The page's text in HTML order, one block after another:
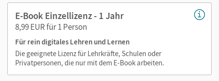
E-Book Einzellizenz - 1 Jahr
8,99 EUR für 1 Person
Für rein digitales Lehren und Lernen
Die geeignete Lizenz für Lehrkräfte, Schulen oder
Privatpersonen, die nur mit dem E-Book arbeiten.